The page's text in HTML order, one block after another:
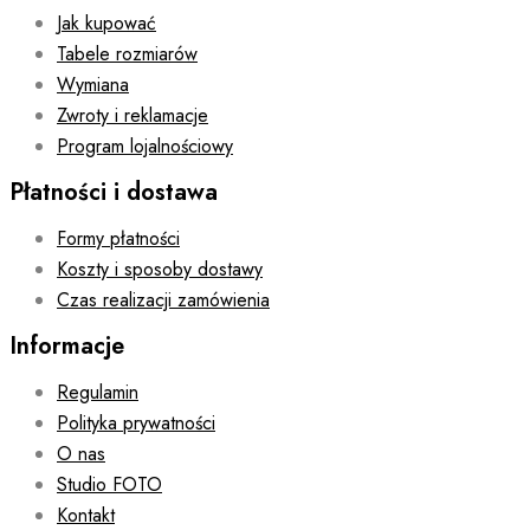
Jak kupować
Tabele rozmiarów
Wymiana
Zwroty i reklamacje
Program lojalnościowy
Płatności i dostawa
Formy płatności
Koszty i sposoby dostawy
Czas realizacji zamówienia
Informacje
Regulamin
Polityka prywatności
O nas
Studio FOTO
Kontakt